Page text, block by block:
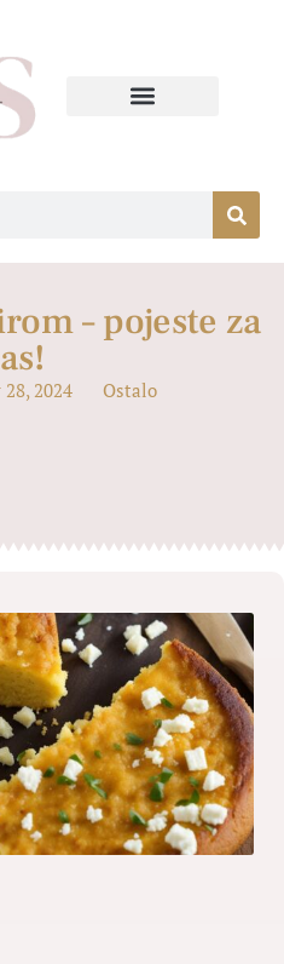
– pojeste za
2024 Ostalo